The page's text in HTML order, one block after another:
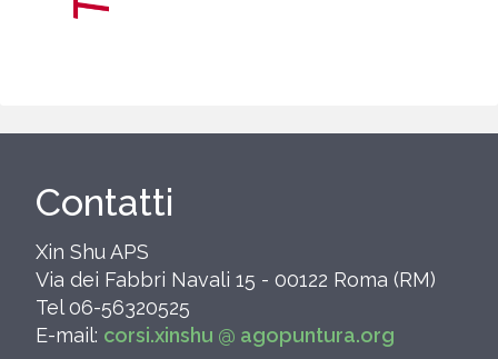
Contatti
Xin Shu APS
Via dei Fabbri Navali 15 - 00122 Roma (RM)
Tel 06-56320525
E-mail: corsi.xinshu @ agopuntura.org